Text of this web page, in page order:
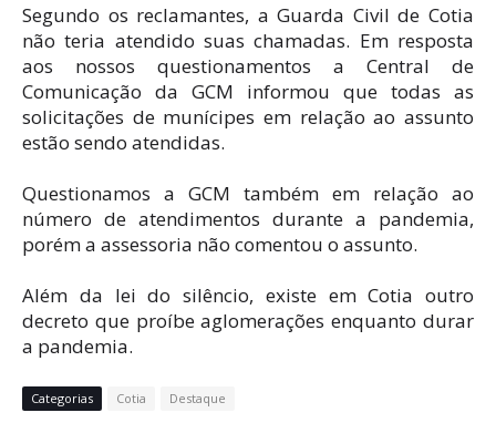
Segundo os reclamantes, a Guarda Civil de Cotia
não teria atendido suas chamadas. Em resposta
aos nossos questionamentos a Central de
Comunicação da GCM informou que todas as
solicitações de munícipes em relação ao assunto
estão sendo atendidas.
Questionamos a GCM também em relação ao
número de atendimentos durante a pandemia,
porém a assessoria não comentou o assunto.
Além da lei do silêncio, existe em Cotia outro
decreto que proíbe aglomerações enquanto durar
a pandemia.
Categorias Cotia Destaque